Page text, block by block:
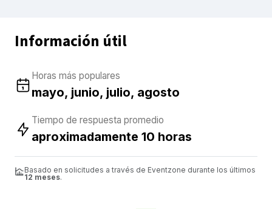
Información útil
Horas más populares
mayo, junio, julio, agosto
Tiempo de respuesta promedio
aproximadamente 10 horas
Basado en solicitudes a través de Eventzone durante los últimos
12 meses.